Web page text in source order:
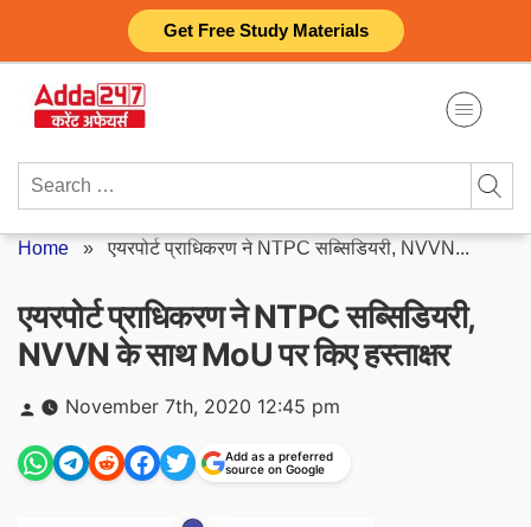
Get Free Study Materials
content
Search
Home »एयरपोर्ट प्राधिकरण ने NTPC सब्सिडियरी, NVVN...
एयरपोर्ट प्राधिकरण ने NTPC सब्सिडियरी,
NVVN के साथ MoU पर किए हस्ताक्षर
Posted
by
November 7th, 2020 12:45 pm
Add as a preferred
source on Google